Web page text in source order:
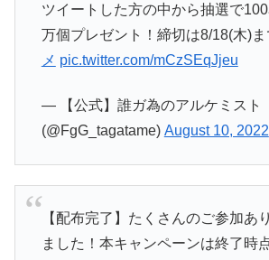
ツイートした方の中から抽選で
万個プレゼント！締切は8/18(木)ま
メ pic.twitter.com/mCzSEqJjeu
— 【公式】誰ガ為のアルケミスト
(@FgG_tagatame) August 10, 2022
【配布完了】たくさんのご参加あ
ました！本キャンペーンは終了時